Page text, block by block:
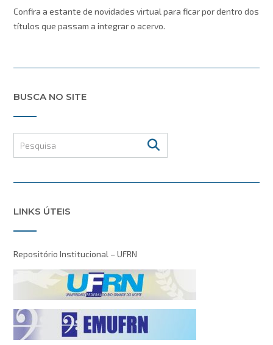
Confira a estante de novidades virtual para ficar por dentro dos
títulos que passam a integrar o acervo.
BUSCA NO SITE
LINKS ÚTEIS
Repositório Institucional – UFRN